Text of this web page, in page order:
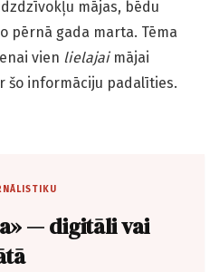
mājas, bēdu
pērnā gada marta. Tēma
vien lielajai mājai
šo informāciju padalīties.
— digitāli vai